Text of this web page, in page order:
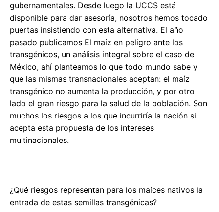
gubernamentales. Desde luego la UCCS está
disponible para dar asesoría, nosotros hemos tocado
puertas insistiendo con esta alternativa. El año
pasado publicamos El maíz en peligro ante los
transgénicos, un análisis integral sobre el caso de
México, ahí planteamos lo que todo mundo sabe y
que las mismas transnacionales aceptan: el maíz
transgénico no aumenta la producción, y por otro
lado el gran riesgo para la salud de la población. Son
muchos los riesgos a los que incurriría la nación si
acepta esta propuesta de los intereses
multinacionales.
¿Qué riesgos representan para los maíces nativos la
entrada de estas semillas transgénicas?